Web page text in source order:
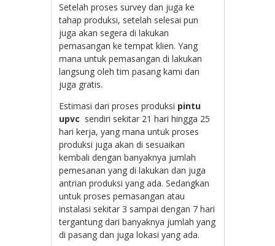
Setelah proses survey dan juga ke
tahap produksi, setelah selesai pun
juga akan segera di lakukan
pemasangan ke tempat klien. Yang
mana untuk pemasangan di lakukan
langsung oleh tim pasang kami dan
juga gratis.
Estimasi dari proses produksi pintu
upvc sendiri sekitar 21 hari hingga 25
hari kerja, yang mana untuk proses
produksi juga akan di sesuaikan
kembali dengan banyaknya jumlah
pemesanan yang di lakukan dan juga
antrian produksi yang ada. Sedangkan
untuk proses pemasangan atau
instalasi sekitar 3 sampai dengan 7 hari
tergantung dari banyaknya jumlah yang
di pasang dan juga lokasi yang ada.